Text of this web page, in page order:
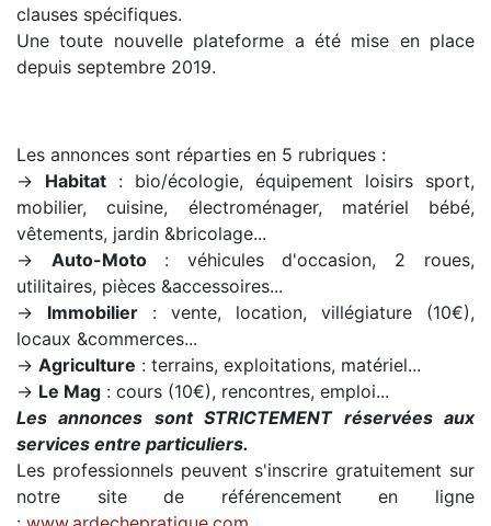
clauses spécifiques.
Une toute nouvelle plateforme a été mise en place
depuis septembre 2019.
Les annonces sont réparties en 5 rubriques :
→ Habitat : bio/écologie, équipement loisirs sport,
mobilier, cuisine, électroménager, matériel bébé,
vêtements, jardin &bricolage...
→ Auto-Moto : véhicules d'occasion, 2 roues,
utilitaires, pièces &accessoires...
→ Immobilier : vente, location, villégiature (10€),
locaux &commerces...
→ Agriculture : terrains, exploitations, matériel...
→ Le Mag : cours (10€), rencontres, emploi...
Les annonces sont STRICTEMENT réservées aux
services entre particuliers.
Les professionnels peuvent s'inscrire gratuitement sur
notre site de référencement en ligne